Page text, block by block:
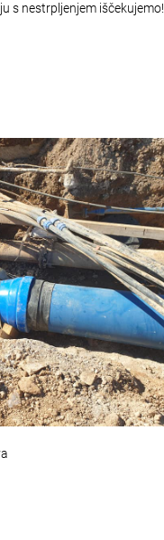
s nestrpljenjem iščekujemo!